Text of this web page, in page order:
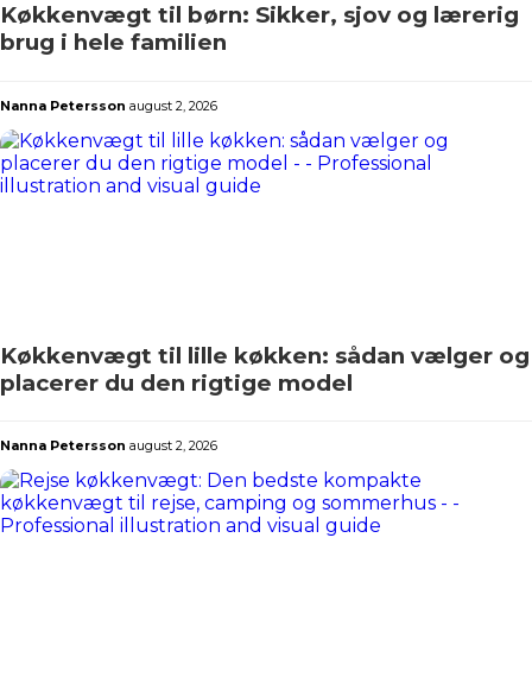
Køkkenvægt til børn: Sikker, sjov og lærerig
brug i hele familien
Nanna Petersson august 2, 2026
Køkkenvægt til lille køkken: sådan vælger og
placerer du den rigtige model
Nanna Petersson august 2, 2026